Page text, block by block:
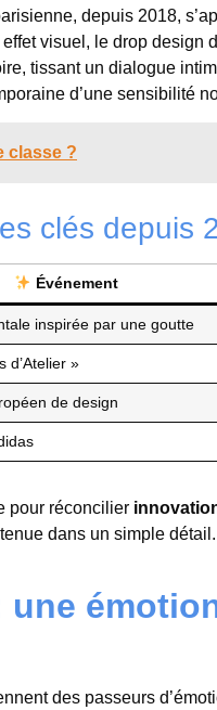
depuis 2018,
visuel, le drop design
tissant un dialogue
d’une sensibilité
classe ?
clés depuis
Événement
inspirée par une goutte
d’Atelier »
de design
pour réconcilier
dans un simple détail.
une
des passeurs